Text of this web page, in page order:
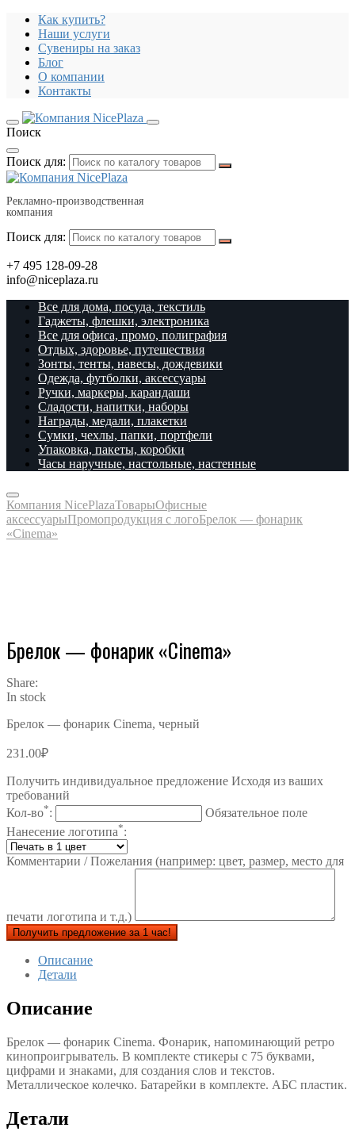
Как купить?
Наши услуги
Сувениры на заказ
Блог
О компании
Контакты
Поиск
Поиск для:
Рекламно-производственная
компания
Поиск для:
+7 495 128-09-28
info@niceplaza.ru
Все для дома, посуда, текстиль
Гаджеты, флешки, электроника
Все для офиса, промо, полиграфия
Отдых, здоровье, путешествия
Зонты, тенты, навесы, дождевики
Одежда, футболки, аксессуары
Ручки, маркеры, карандаши
Сладости, напитки, наборы
Награды, медали, плакетки
Сумки, чехлы, папки, портфели
Упаковка, пакеты, коробки
Часы наручные, настольные, настенные
Компания NicePlazaТоварыОфисные
аксессуарыПромопродукция с логоБрелок — фонарик
«Cinema»
Брелок — фонарик «Cinema»
Share:
In stock
Брелок — фонарик Cinema, черный
231.00₽
Получить индивидуальное предложение Исходя из ваших
требований
Кол-во*:
Обязательное поле
Нанесение логотипа*:
Комментарии / Пожелания (например: цвет, размер, место для
печати логотипа и т.д.)
Получить предложение за 1 час!
Описание
Детали
Описание
Брелок — фонарик Cinema. Фонарик, напоминающий ретро
кинопроигрыватель. В комплекте стикеры с 75 буквами,
цифрами и знаками, для создания слов и текстов.
Металлическое колечко. Батарейки в комплекте. АБС пластик.
Детали